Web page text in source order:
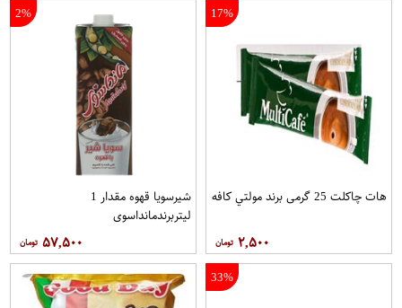
17%
هات چاکلت 25 گرمی برند مولتي کافه
۲,۵۰۰
2%
شیرسویا قهوه مقدار 1
لیتربرندمانداسوی
۵۷,۵۰۰
33%